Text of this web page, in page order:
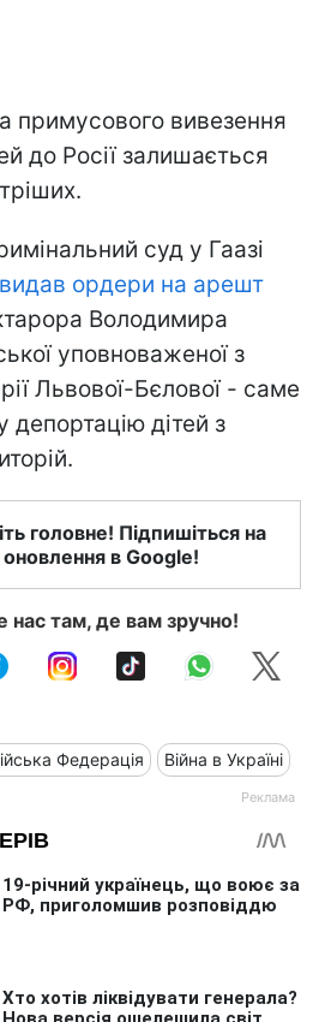
примусового вивезення
до Росії залишається
суд у Гаазі
видав ордери на арешт
Володимира
уповноваженої з
Львової-Бєлової - саме
депортацію дітей з
головне! Підпишіться на
оновлення в Google!
нас там, де вам зручно!
Федерація Війна в Україні